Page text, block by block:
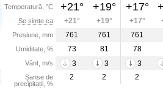
Temperatură, °C
Se simte ca
Presiune, mm
Umiditate, %
Vânt, m/s
Șanse de
precipitații, %
+21° +19° +17°
+21° +19° +17°
761
761 761
73
81 78
3
3 3
2
2 2